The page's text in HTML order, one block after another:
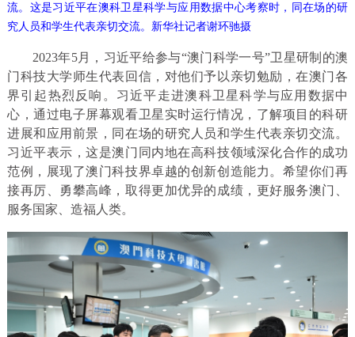
流。这是习近平在澳科卫星科学与应用数据中心考察时，同在场的研
究人员和学生代表亲切交流。新华社记者谢环驰摄
2023年5月，习近平给参与“澳门科学一号”卫星研制的澳
门科技大学师生代表回信，对他们予以亲切勉励，在澳门各
界引起热烈反响。习近平走进澳科卫星科学与应用数据中
心，通过电子屏幕观看卫星实时运行情况，了解项目的科研
进展和应用前景，同在场的研究人员和学生代表亲切交流。
习近平表示，这是澳门同内地在高科技领域深化合作的成功
范例，展现了澳门科技界卓越的创新创造能力。希望你们再
接再厉、勇攀高峰，取得更加优异的成绩，更好服务澳门、
服务国家、造福人类。